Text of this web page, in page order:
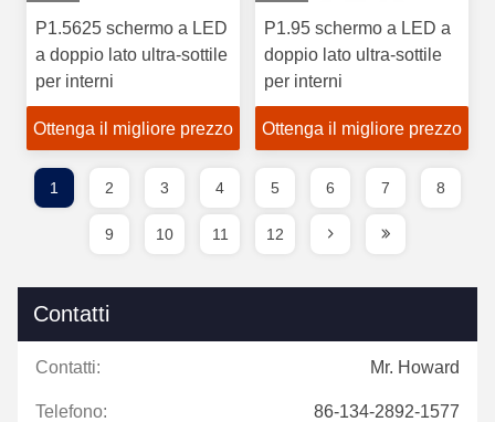
P1.5625 schermo a LED
a doppio lato ultra-sottile
per interni
Ottenga il migliore prezzo
P1.95 schermo a LED a
doppio lato ultra-sottile
per interni
Ottenga il migliore prezzo
1 2 3 4 5 6 7 8
9 10 11 12
Contatti
Contatti: Mr. Howard
Telefono: 86-134-2892-1577